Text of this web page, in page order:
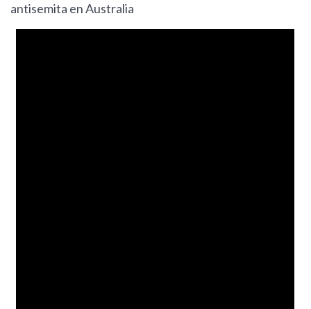
antisemita en Australia